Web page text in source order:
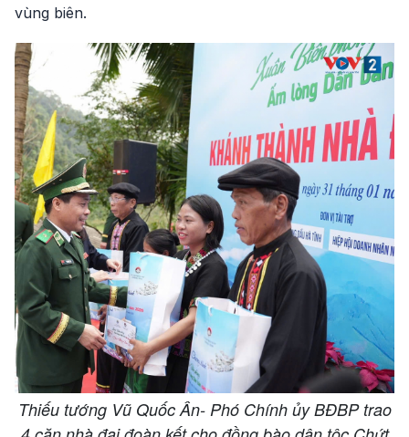
vùng biên.
Thiếu tướng Vũ Quốc Ân- Phó Chính ủy BĐBP trao